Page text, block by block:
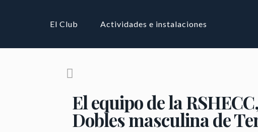
El Club Actividades e instalaciones
El equipo de la
Dobles masculina de